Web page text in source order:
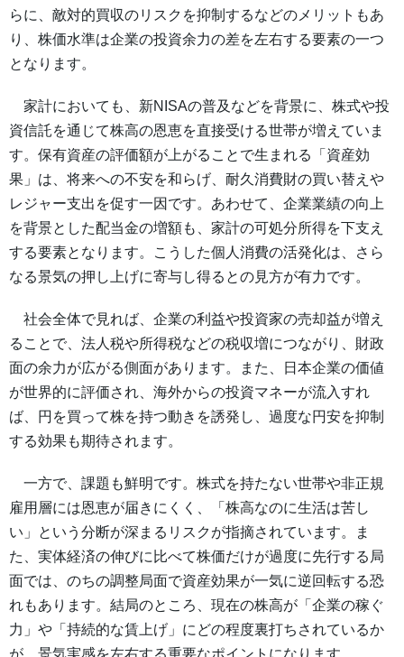
らに、敵対的買収のリスクを抑制するなどのメリットもあ
り、株価水準は企業の投資余力の差を左右する要素の一つ
となります。
家計においても、新NISAの普及などを背景に、株式や投
資信託を通じて株高の恩恵を直接受ける世帯が増えていま
す。保有資産の評価額が上がることで生まれる「資産効
果」は、将来への不安を和らげ、耐久消費財の買い替えや
レジャー支出を促す一因です。あわせて、企業業績の向上
を背景とした配当金の増額も、家計の可処分所得を下支え
する要素となります。こうした個人消費の活発化は、さら
なる景気の押し上げに寄与し得るとの見方が有力です。
社会全体で見れば、企業の利益や投資家の売却益が増え
ることで、法人税や所得税などの税収増につながり、財政
面の余力が広がる側面があります。また、日本企業の価値
が世界的に評価され、海外からの投資マネーが流入すれ
ば、円を買って株を持つ動きを誘発し、過度な円安を抑制
する効果も期待されます。
一方で、課題も鮮明です。株式を持たない世帯や非正規
雇用層には恩恵が届きにくく、「株高なのに生活は苦し
い」という分断が深まるリスクが指摘されています。ま
た、実体経済の伸びに比べて株価だけが過度に先行する局
面では、のちの調整局面で資産効果が一気に逆回転する恐
れもあります。結局のところ、現在の株高が「企業の稼ぐ
力」や「持続的な賃上げ」にどの程度裏打ちされているか